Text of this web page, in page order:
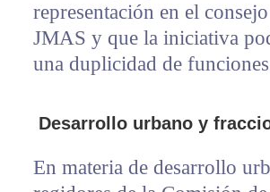
representación en el
JMAS y que la iniciativa
una duplicidad de
Desarrollo urbano y
En materia de desarrollo